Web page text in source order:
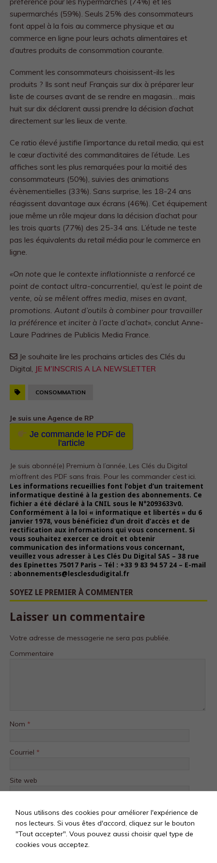
supermarchés (59%). Seuls 25% des consommateurs
font appel à la fois au commerce physique et au
commerce en ligne pour leurs achats alimentaires et
d’autres produits de consommation courante.
Comment les consommateurs choisissent-ils les
produits ? Ils sont neuf Français sur dix à préparer leur
liste de courses avant de se rendre en magasin… mais
huit sur dix déclarent aussi prendre la décision d’achat
directement sur les lieux de vente.
Ce ratio élevé justifie l’importance du retail media, qui est
le cœur d’activité des commanditaires de l’étude. Les
affiches sont les plus remarquées pour la moitié des
consommateurs (50%), suivies des animations
évènementielles (33%). Sans surprise, les 18-24 ans
réagissent davantage aux écrans (46%). Cet équipement
joue même un rôle majeur dans la décision d’achat pour
les trois quarts (77%) des 25-34 ans. L’étude ne teste
pas les équivalents du retail média pour le commerce en
ligne.
«On note que le contexte inflationniste a renforcé ce
point de contact ultra-concurrentiel, qu’est le point de
vente, où se mêlent offres media, mises en avant,
promotions. Autant d’outils à combiner pour travailler
la préférence et inciter à l’acte d’achat», conclut Anne-
Laure Padrines de Publicis Media France.
Je souhaite lire les prochains articles des Clés du
Digital, JE M’INSCRIS A LA NEWSLETTER
CONSOMMATION
Je suis une Agence de RP
Je commande le PDF de
l'article
Je suis abonné(e) Premium à l’année, Les Clés du Digital
m’offrent des PDF sans frais. Pour les commander c’est ici.
Les informations recueillies font l’objet d’un traitement
informatique destiné à la gestion des abonnements. Ce
fichier a été déclaré à la CNIL sous le N°2093633v0.
Conformément à la loi « informatique et libertés » du 6
janvier 1978, vous bénéficiez d’un droit d’accès et de
rectification aux informations qui vous concernent. Si
vous souhaitez exercer ce droit et obtenir
communication des informations vous concernant,
veuillez vous adresser à Les Clés Du Digital SAS – 38 rue
des Epinettes 75017 Paris – Tél : +33 9 83 94 57 24 – E-mail
: abonnements@lesclesdudigital.fr
SOYEZ LE PREMIER À COMMENTER
Laisser un commentaire
Votre adresse de messagerie ne sera pas publiée.
Commentaire
Nom *
Courriel *
Site web
Nous utilisons des cookies pour améliorer l'expérience de
nos lecteurs. Si vous êtes d'accord, cliquez sur le bouton
"Tout accepter". Vous pouvez aussi choisir quel type de
cookies vous acceptez.